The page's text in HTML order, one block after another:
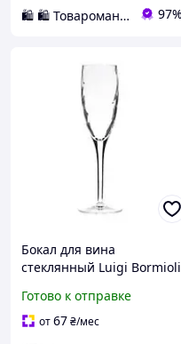
🛍️ 🛍️ Товаромания 🛍️ 🛍️ 97%
Бокал для вина
стеклянный Luigi Bormioli
прозрачный премиум
фужер на изящной ножке
Готово к отправке
от67₴/мес